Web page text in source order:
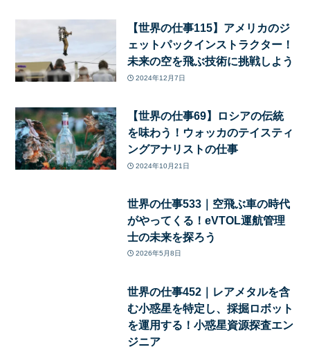
【世界の仕事115】アメリカのジ
ェットパックインストラクター！
未来の空を飛ぶ技術に挑戦しよう
2024年12月7日
【世界の仕事69】ロシアの伝統
を味わう！ウォッカのテイスティ
ングアナリストの仕事
2024年10月21日
世界の仕事533｜空飛ぶ車の時代
がやってくる！eVTOL運航管理
士の未来を探ろう
2026年5月8日
世界の仕事452｜レアメタルを含
む小惑星を特定し、採掘ロボット
を運用する！小惑星資源探査エン
ジニア